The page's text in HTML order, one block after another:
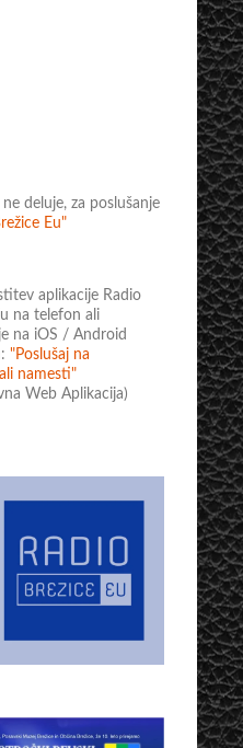
deluje, za poslušanje
Eu"
aplikacije Radio
na telefon ali
na iOS / Android
"Poslušaj na
namesti"
Web Aplikacija)